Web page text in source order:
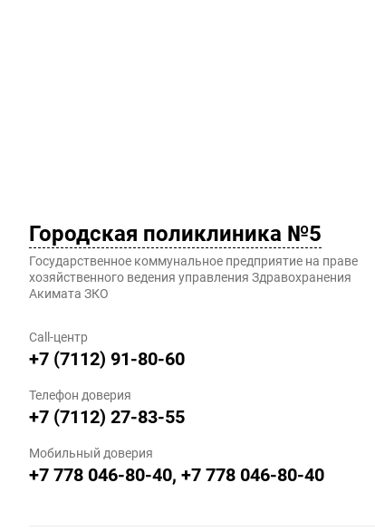
Городская поликлиника №5
Государственное коммунальное предприятие на праве
хозяйственного ведения управления Здравохранения
Акимата ЗКО
Call-центр
+7 (7112) 91-80-60
Телефон доверия
+7 (7112) 27-83-55
Мобильный доверия
+7 778 046-80-40, +7 778 046-80-40